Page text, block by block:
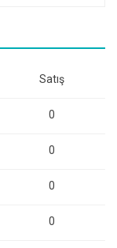
Satış
0
0
0
0